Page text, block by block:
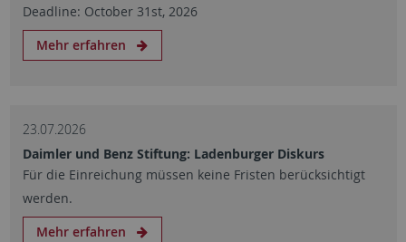
Deadline: October 31st, 2026
Mehr erfahren
23.07.2026
Daimler und Benz Stiftung: Ladenburger Diskurs
Für die Einreichung müssen keine Fristen berücksichtigt
werden.
Mehr erfahren